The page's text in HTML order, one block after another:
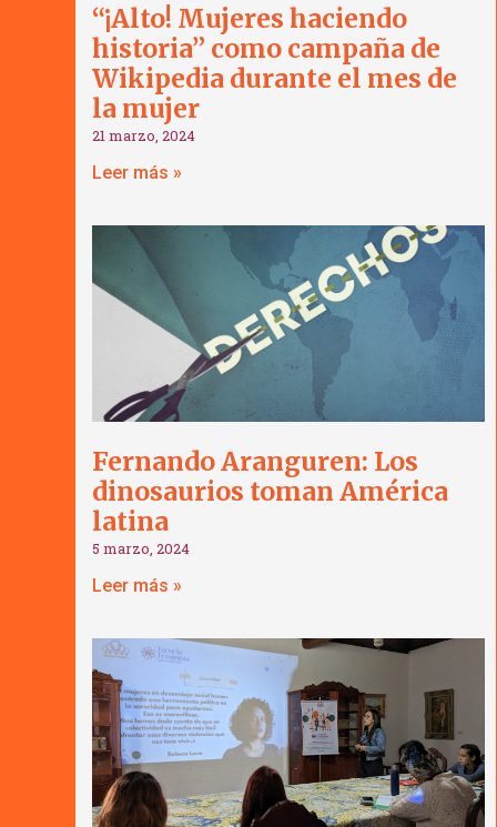
“¡Alto! Mujeres haciendo
historia” como campaña de
Wikipedia durante el mes de
la mujer
21 marzo, 2024
Leer más »
Fernando Aranguren: Los
dinosaurios toman América
latina
5 marzo, 2024
Leer más »